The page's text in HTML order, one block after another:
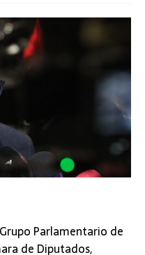
Parlamentario de
de Diputados,